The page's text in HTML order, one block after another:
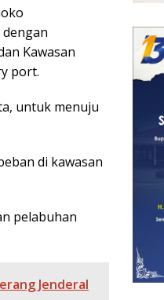
Kawasan
port.
untuk menuju
di kawasan
pelabuhan
Jenderal